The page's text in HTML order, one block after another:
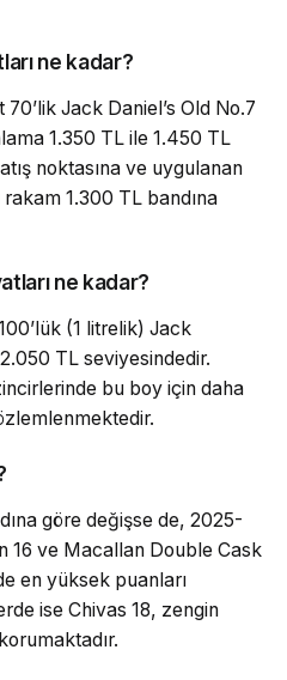
ne kadar?
70’lik Jack Daniel’s Old No.7
1.350 TL ile 1.450 TL
noktasına ve uygulanan
1.300 TL bandına
ne kadar?
(1 litrelik) Jack
TL seviyesindedir.
bu boy için daha
göre değişse de, 2025-
16 ve Macallan Double Cask
en yüksek puanları
ise Chivas 18, zengin